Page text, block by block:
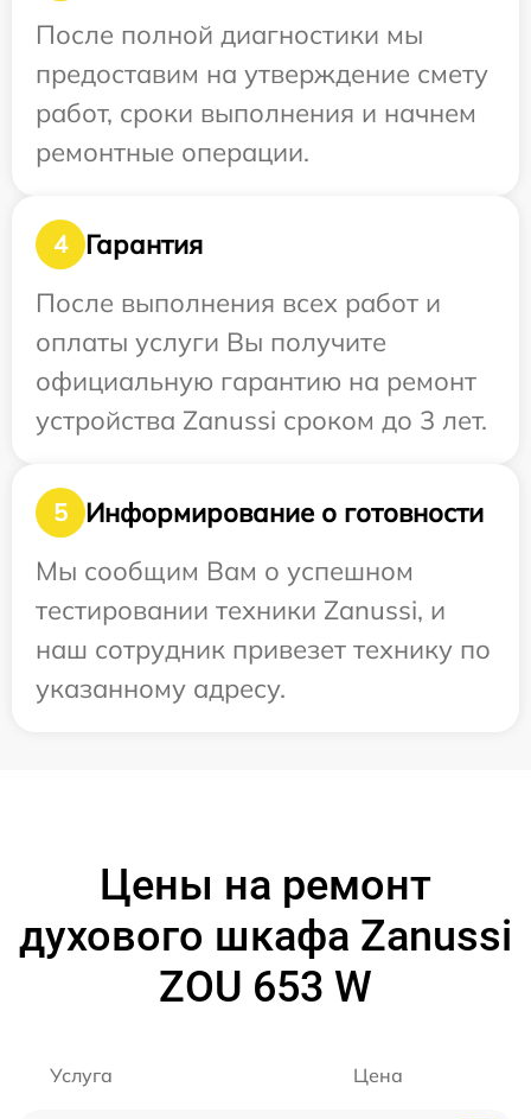
После полной диагностики мы
предоставим на утверждение смету
работ, сроки выполнения и начнем
ремонтные операции.
4
Гарантия
После выполнения всех работ и
оплаты услуги Вы получите
официальную гарантию на ремонт
устройства Zanussi сроком до 3 лет.
5
Информирование о готовности
Мы сообщим Вам о успешном
тестировании техники Zanussi, и
наш сотрудник привезет технику по
указанному адресу.
Цены на ремонт
духового шкафа Zanussi
ZOU 653 W
Услуга Цена